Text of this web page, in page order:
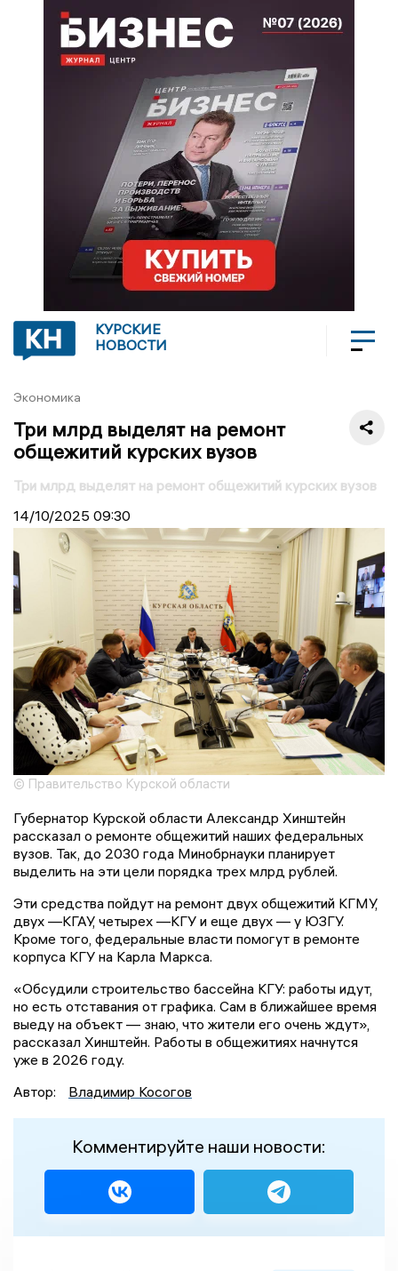
КУРСКИЕ
НОВОСТИ
Экономика
Три млрд выделят на ремонт
общежитий курских вузов
Три млрд выделят на ремонт общежитий курских вузов
14/10/2025 09:30
© Правительство Курской области
Губернатор Курской области Александр Хинштейн
рассказал о ремонте общежитий наших федеральных
вузов. Так, до 2030 года Минобрнауки планирует
выделить на эти цели порядка трех млрд рублей.
Эти средства пойдут на ремонт двух общежитий КГМУ,
двух —КГАУ, четырех —КГУ и еще двух — у ЮЗГУ.
Кроме того, федеральные власти помогут в ремонте
корпуса КГУ на Карла Маркса.
«Обсудили строительство бассейна КГУ: работы идут,
но есть отставания от графика. Сам в ближайшее время
выеду на объект — знаю, что жители его очень ждут»,
рассказал Хинштейн. Работы в общежитиях начнутся
уже в 2026 году.
Автор:
Владимир Косогов
Комментируйте наши новости: